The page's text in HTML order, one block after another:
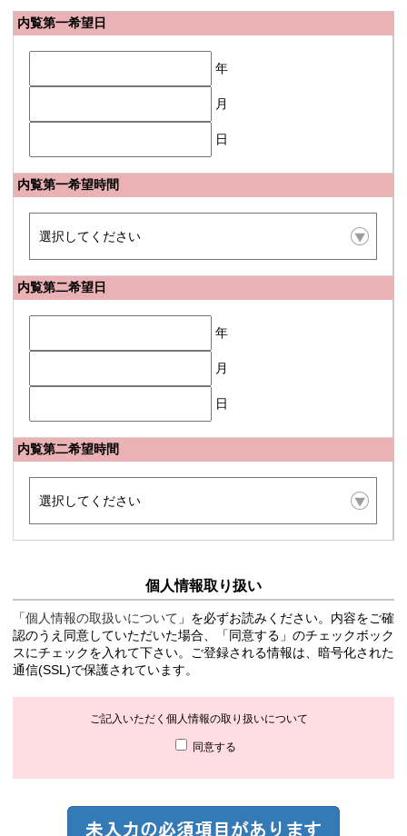
内覧第一希望日
年
月
日
内覧第一希望時間
内覧第二希望日
年
月
日
内覧第二希望時間
個人情報取り扱い
「個人情報の取扱いについて 」を必ずお読みください。内容をご確
認のうえ同意していただいた場合、「同意する」のチェックボック
スにチェックを入れて下さい。ご登録される情報は、暗号化された
通信(SSL)で保護されています。
ご記入いただく個人情報の取り扱いについて
同意する